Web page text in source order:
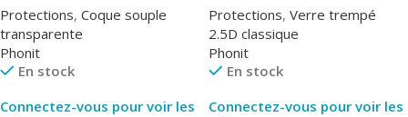
Phonit
Protections, Coque souple
transparente
Phonit
En stock
Connectez-vous pour voir les
Protections, Verre trempé
2.5D classique
Phonit
En stock
Connectez-vous pour voir les